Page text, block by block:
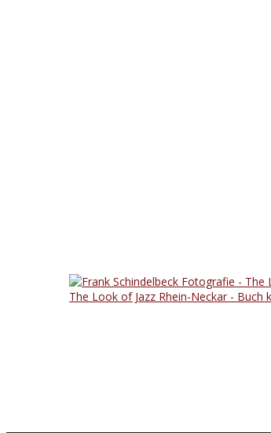
The Look of Jazz Rhein-Neckar - Buch